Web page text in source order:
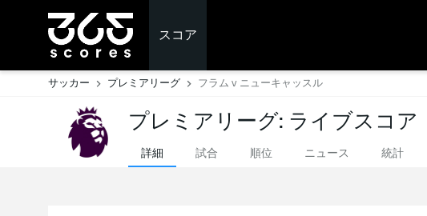
スコア
サッカー プレミアリーグ フラム v ニューキャッスル
プレミアリーグ: ライブスコア
詳細 試合 順位 ニュース 統計